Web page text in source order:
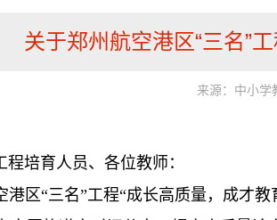
关于郑州航空港区“三名”
来源：中小
程培育人员、各位教师：
“三名”工程“成长高质量，成才教